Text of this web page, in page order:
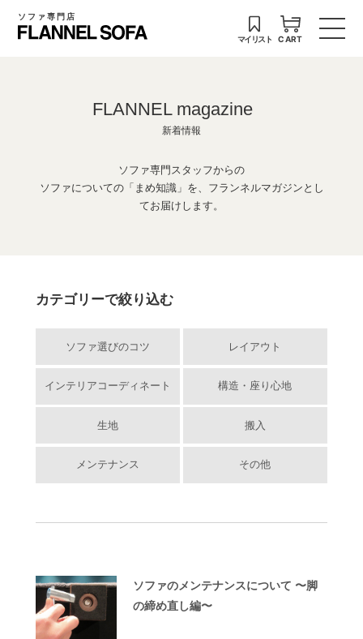
ソファ専門店
マイリスト CART
FLANNEL magazine
新着情報
ソファ専門スタッフからの
ソファについての「まめ知識」を、フランネルマガジンとし
てお届けします。
カテゴリーで絞り込む
ソファ選びのコツ レイアウト
インテリアコーディネート 構造・座り心地
生地 搬入
メンテナンス その他
ソファのメンテナンスについて 〜脚
の締め直し編〜